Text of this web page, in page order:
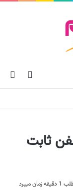
skin
ثابت
میبرد